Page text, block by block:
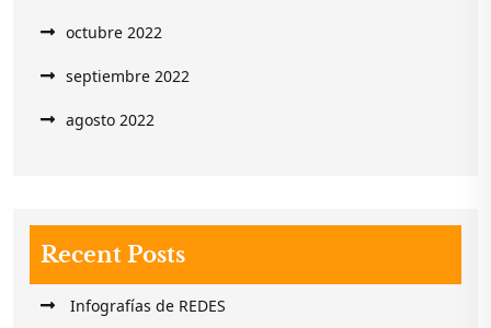
octubre 2022
septiembre 2022
agosto 2022
Recent Posts
Infografías de REDES